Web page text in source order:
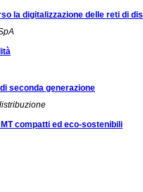
la digitalizzazione delle reti di
seconda generazione
compatti ed eco-sostenibili